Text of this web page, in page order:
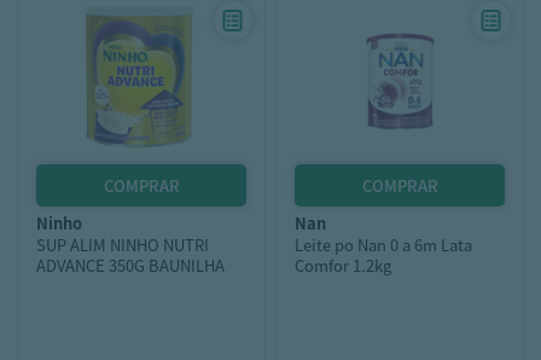
ninho
SUP ALIM NINHO NUTRI
ADVANCE 350G BAUNILHA
nan
Leite po Nan 0 a 6m Lata
Comfor 1.2kg